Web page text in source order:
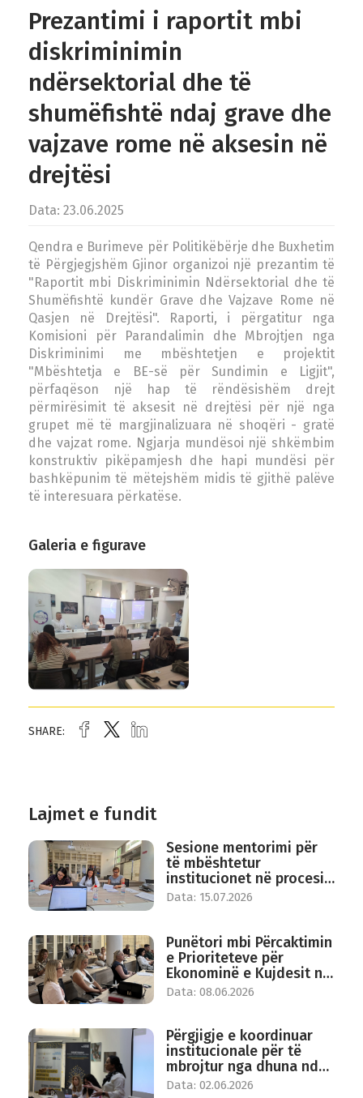
Prezantimi i raportit mbi
diskriminimin
ndërsektorial dhe të
shumëfishtë ndaj grave dhe
vajzave rome në aksesin në
drejtësi
Data: 23.06.2025
Qendra e Burimeve për Politikëbërje dhe Buxhetim
të Përgjegjshëm Gjinor organizoi një prezantim të
"Raportit mbi Diskriminimin Ndërsektorial dhe të
Shumëfishtë kundër Grave dhe Vajzave Rome në
Qasjen në Drejtësi". Raporti, i përgatitur nga
Komisioni për Parandalimin dhe Mbrojtjen nga
Diskriminimi me mbështetjen e projektit
"Mbështetja e BE-së për Sundimin e Ligjit",
përfaqëson një hap të rëndësishëm drejt
përmirësimit të aksesit në drejtësi për një nga
grupet më të margjinalizuara në shoqëri - gratë
dhe vajzat rome. Ngjarja mundësoi një shkëmbim
konstruktiv pikëpamjesh dhe hapi mundësi për
bashkëpunim të mëtejshëm midis të gjithë palëve
të interesuara përkatëse.
Galeria e figurave
SHARE:
Lajmet e fundit
Sesione mentorimi për
të mbështetur
institucionet në procesin
e buxhetimit të
Data: 15.07.2026
Punëtori mbi Përcaktimin
e Prioriteteve për
Ekonominë e Kujdesit në
Maqedoninë e Veriut
Data: 08.06.2026
Përgjigje e koordinuar
institucionale për të
mbrojtur nga dhuna ndaj
grave në Republikën e
Data: 02.06.2026